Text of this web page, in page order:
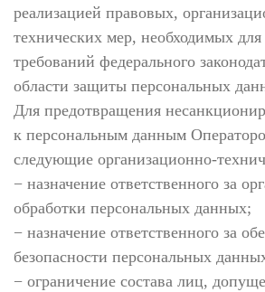
реализацией правовых,
технических мер, необходимых для
требований федерального
области защиты персональных
Для предотвращения
к персональным данным
следующие организационно-
− назначение ответственного за
обработки персональных данных;
− назначение ответственного за
безопасности персональных
− ограничение состава лиц,